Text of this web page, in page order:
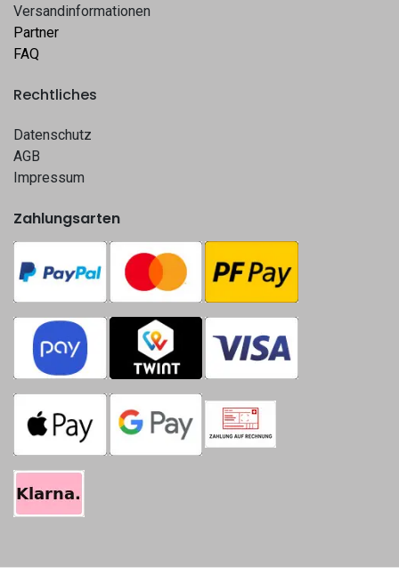
Versandinformationen
Partner
FAQ
Rechtliches
Datenschutz
AGB
Impressum
Zahlungsarten